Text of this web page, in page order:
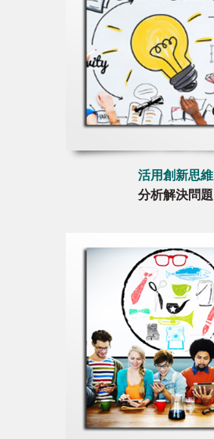
活用創新思維
分析解決問題